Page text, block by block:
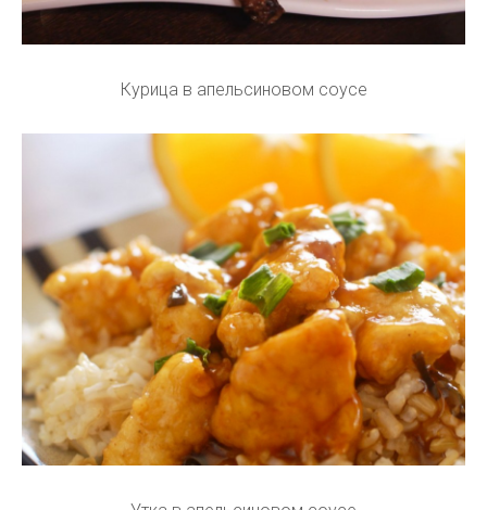
Курица в апельсиновом соусе